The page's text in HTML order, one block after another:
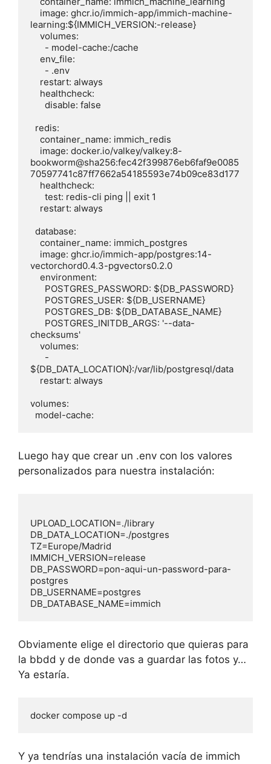
learning:${IMMICH_VERSION:-release}
bookworm@sha256:fec42f399876eb6faf9e0085
70597741c87ff7662a54185593e74b09ce83d177
vectorchord0.4.3-pgvectors0.2.0
checksums'
${DB_DATA_LOCATION}:/var/lib/postgresql/data
volumes:
  model-cache:
Luego hay que crear un .env con los valores
personalizados para nuestra instalación:
UPLOAD_LOCATION=./library
DB_DATA_LOCATION=./postgres
TZ=Europe/Madrid
IMMICH_VERSION=release
DB_PASSWORD=pon-aqui-un-password-para-
postgres
DB_USERNAME=postgres
DB_DATABASE_NAME=immich
Obviamente elige el directorio que quieras para
la bbdd y de donde vas a guardar las fotos y…
Ya estaría.
docker compose up -d
Y ya tendrías una instalación vacía de immich